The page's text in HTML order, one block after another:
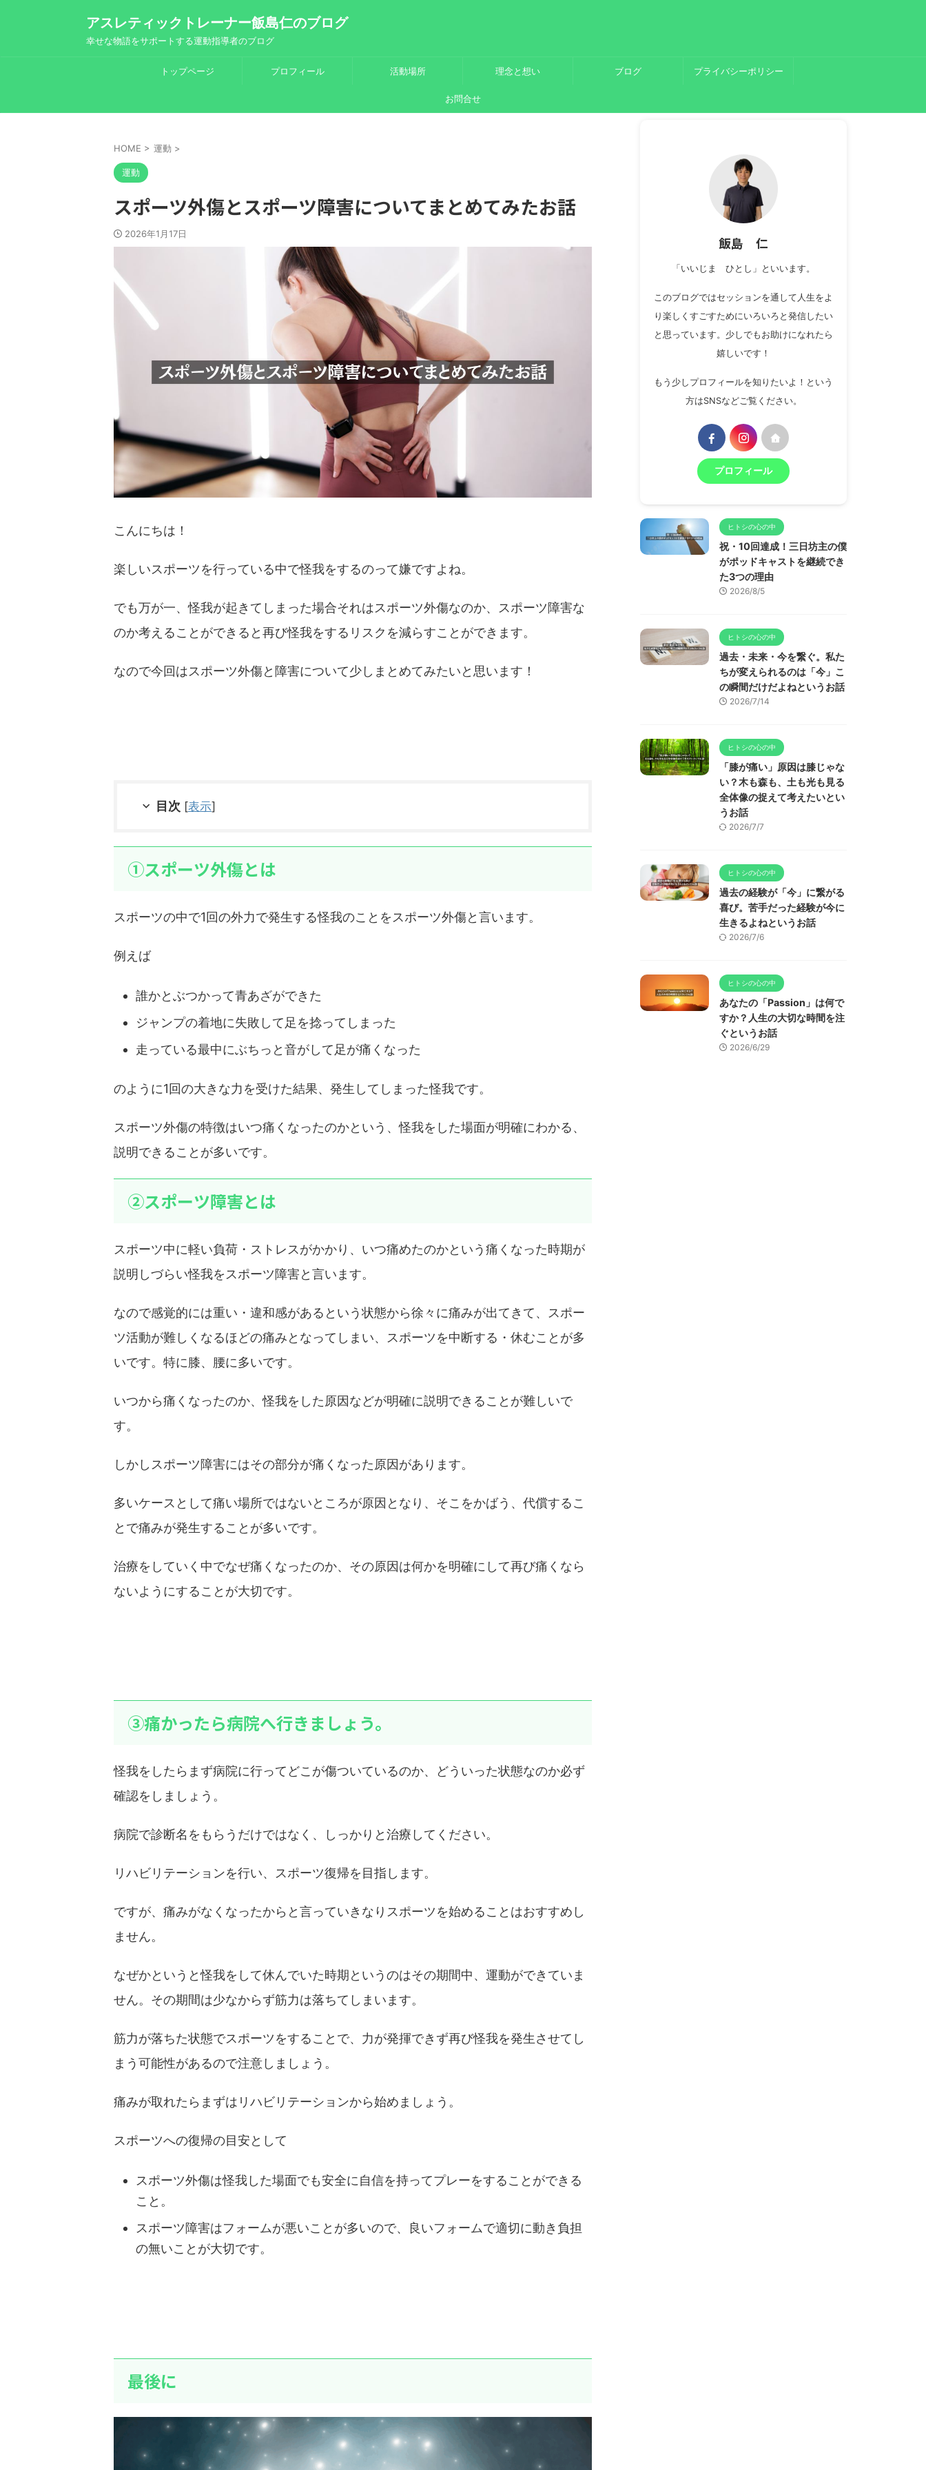
アスレティックトレーナー飯島仁のブログ
幸せな物語をサポートする運動指導者のブログ
トップページ プロフィール 活動場所 理念と想い ブログ プライバシーポリシー
お問合せ
HOME > 運動 >
運動
スポーツ外傷とスポーツ障害についてまとめてみたお話
2026年1月17日
こんにちは！
楽しいスポーツを行っている中で怪我をするのって嫌ですよね。
でも万が一、怪我が起きてしまった場合それはスポーツ外傷なのか、スポーツ障害な
のか考えることができると再び怪我をするリスクを減らすことができます。
なので今回はスポーツ外傷と障害について少しまとめてみたいと思います！
目次 [表示]
①スポーツ外傷とは
スポーツの中で1回の外力で発生する怪我のことをスポーツ外傷と言います。
例えば
誰かとぶつかって青あざができた
ジャンプの着地に失敗して足を捻ってしまった
走っている最中にぶちっと音がして足が痛くなった
のように1回の大きな力を受けた結果、発生してしまった怪我です。
スポーツ外傷の特徴はいつ痛くなったのかという、怪我をした場面が明確にわかる、
説明できることが多いです。
②スポーツ障害とは
スポーツ中に軽い負荷・ストレスがかかり、いつ痛めたのかという痛くなった時期が
説明しづらい怪我をスポーツ障害と言います。
なので感覚的には重い・違和感があるという状態から徐々に痛みが出てきて、スポー
ツ活動が難しくなるほどの痛みとなってしまい、スポーツを中断する・休むことが多
いです。特に膝、腰に多いです。
いつから痛くなったのか、怪我をした原因などが明確に説明できることが難しいで
す。
しかしスポーツ障害にはその部分が痛くなった原因があります。
多いケースとして痛い場所ではないところが原因となり、そこをかばう、代償するこ
とで痛みが発生することが多いです。
治療をしていく中でなぜ痛くなったのか、その原因は何かを明確にして再び痛くなら
ないようにすることが大切です。
③痛かったら病院へ行きましょう。
怪我をしたらまず病院に行ってどこが傷ついているのか、どういった状態なのか必ず
確認をしましょう。
病院で診断名をもらうだけではなく、しっかりと治療してください。
リハビリテーションを行い、スポーツ復帰を目指します。
ですが、痛みがなくなったからと言っていきなりスポーツを始めることはおすすめし
ません。
なぜかというと怪我をして休んでいた時期というのはその期間中、運動ができていま
せん。その期間は少なからず筋力は落ちてしまいます。
筋力が落ちた状態でスポーツをすることで、力が発揮できず再び怪我を発生させてし
まう可能性があるので注意しましょう。
痛みが取れたらまずはリハビリテーションから始めましょう。
スポーツへの復帰の目安として
スポーツ外傷は怪我した場面でも安全に自信を持ってプレーをすることができる
こと。
スポーツ障害はフォームが悪いことが多いので、良いフォームで適切に動き負担
の無いことが大切です。
最後に
飯島 仁
「いいじま ひとし」といいます。
このブログではセッションを通して人生をよ
り楽しくすごすためにいろいろと発信したい
と思っています。少しでもお助けになれたら
嬉しいです！
もう少しプロフィールを知りたいよ！という
方はSNSなどご覧ください。
プロフィール
ヒトシの心の中
祝・10回達成！三日坊主の僕
がポッドキャストを継続でき
た3つの理由
2026/8/5
ヒトシの心の中
過去・未来・今を繋ぐ。私た
ちが変えられるのは「今」こ
の瞬間だけだよねというお話
2026/7/14
ヒトシの心の中
「膝が痛い」原因は膝じゃな
い？木も森も、土も光も見る
全体像の捉えて考えたいとい
うお話
2026/7/7
ヒトシの心の中
過去の経験が「今」に繋がる
喜び。苦手だった経験が今に
生きるよねというお話
2026/7/6
ヒトシの心の中
あなたの「Passion」は何で
すか？人生の大切な時間を注
ぐというお話
2026/6/29